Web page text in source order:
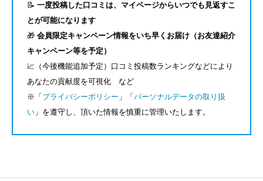
📝 一度投稿した口コミは、マイページからいつでも見返すこ
とが可能になります
🎁 会員限定キャンペーン情報をいち早くお届け（お友達紹介
キャンペーン等を予定）
📈（今後機能追加予定）口コミ投稿数ランキングなどにより
あなたの貢献度を可視化 など
※「 プライバシーポリシー 」「 パーソナルデータの取り扱
い 」を遵守し、頂いた情報を慎重に管理いたします。